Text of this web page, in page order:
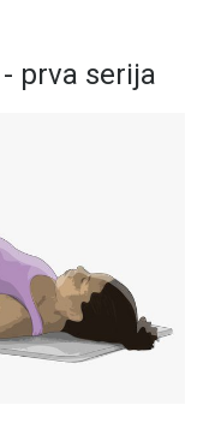
prva serija